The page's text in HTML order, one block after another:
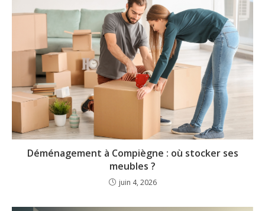
Déménagement à Compiègne : où stocker ses
meubles ?
juin 4, 2026